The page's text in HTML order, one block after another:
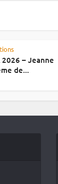
– Jeanne
de...